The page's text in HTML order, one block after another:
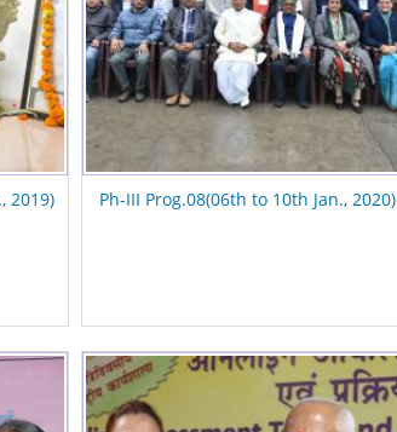
2019) Ph-III Prog.08(06th to 10th Jan., 2020)